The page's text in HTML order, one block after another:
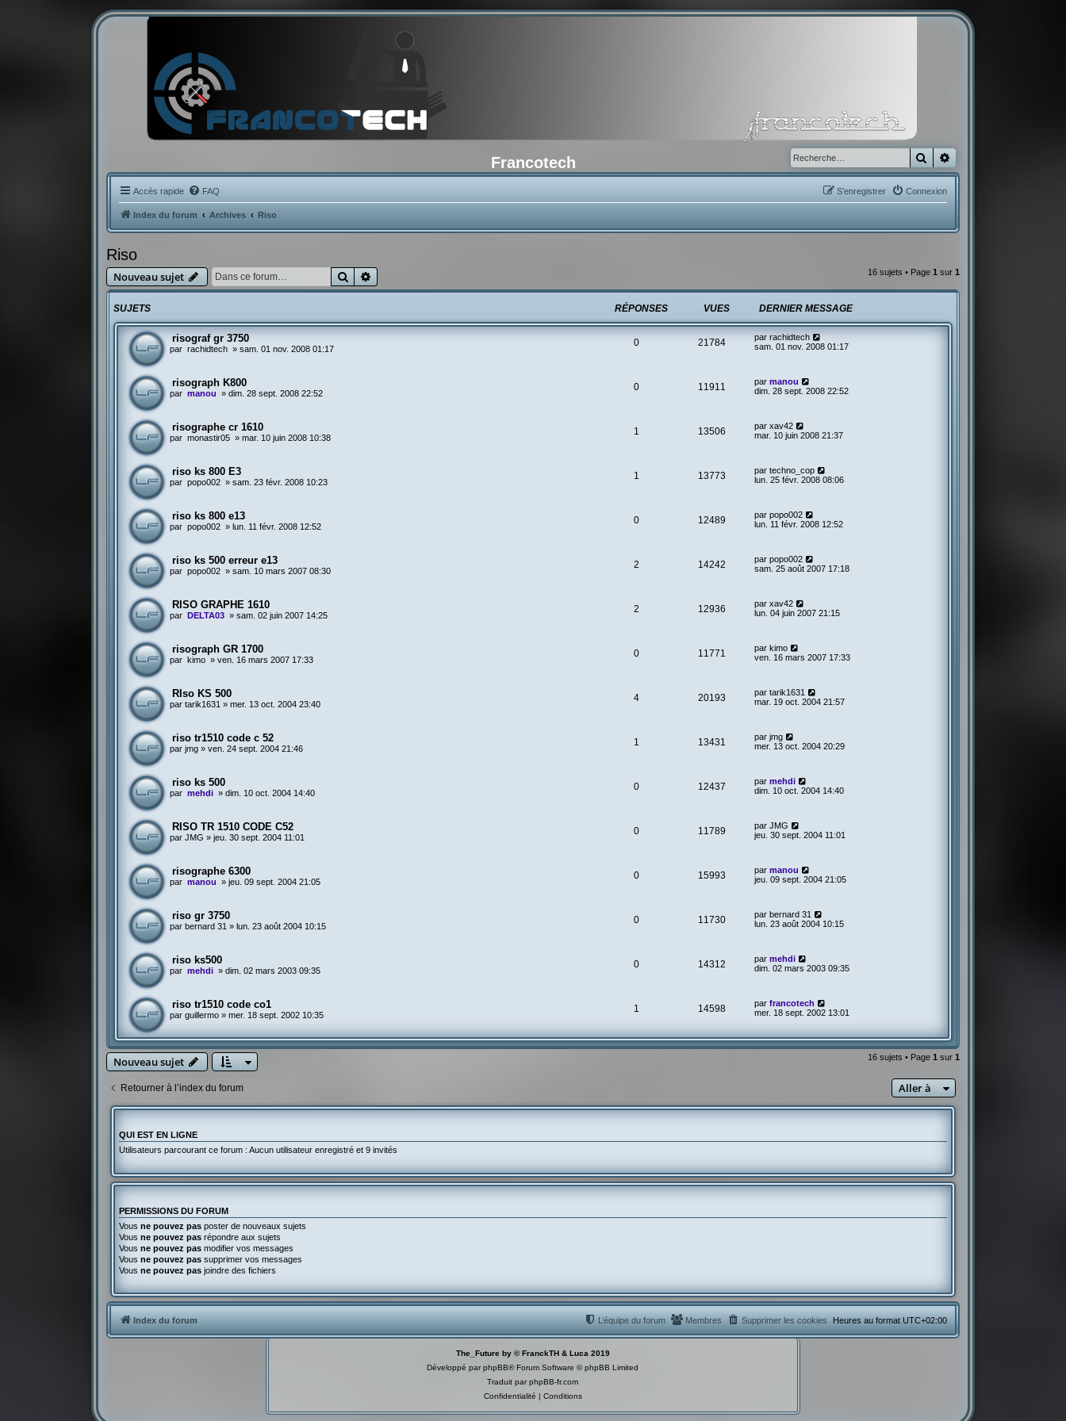
Francotech Rechercher
Accès rapide FAQ Connexion
S’enregistrer
Index du forum Archives Riso
Riso
Nouveau sujet Rechercher 16 sujets • Page 1sur 1
SUJETS RÉPONSES VUES DERNIER MESSAGE
risograf gr 3750
par rachidtech »sam. 01 nov. 2008 01:17
0 21784 par rachidtech
sam. 01 nov. 2008 01:17
risograph K800
par manou »dim. 28 sept. 2008 22:52
0 11911 par manou
dim. 28 sept. 2008 22:52
risographe cr 1610
par monastir05 »mar. 10 juin 2008 10:38
1 13506 par xav42
mar. 10 juin 2008 21:37
riso ks 800 E3
par popo002 »sam. 23 févr. 2008 10:23
1 13773 par techno_cop
lun. 25 févr. 2008 08:06
riso ks 800 e13
par popo002 » lun. 11 févr. 2008 12:52
0 12489 par popo002
lun. 11 févr. 2008 12:52
riso ks 500 erreur e13
par popo002 »sam. 10 mars 2007 08:30
2 14242 par popo002
sam. 25 août 2007 17:18
RISO GRAPHE 1610
par DELTA03 »sam. 02 juin 2007 14:25
2 12936 par xav42
lun. 04 juin 2007 21:15
risograph GR 1700
par kimo »ven. 16 mars 2007 17:33
0 11771 par kimo
ven. 16 mars 2007 17:33
RIso KS 500
partarik1631 »mer. 13 oct. 2004 23:40
4 20193 par tarik1631
mar. 19 oct. 2004 21:57
riso tr1510 code c 52
parjmg »ven. 24 sept. 2004 21:46
1 13431 par jmg
mer. 13 oct. 2004 20:29
riso ks 500
par mehdi »dim. 10 oct. 2004 14:40
0 12437 par mehdi
dim. 10 oct. 2004 14:40
RISO TR 1510 CODE C52
parJMG »jeu. 30 sept. 2004 11:01
0 11789 par JMG
jeu. 30 sept. 2004 11:01
risographe 6300
par manou »jeu. 09 sept. 2004 21:05
0 15993 par manou
jeu. 09 sept. 2004 21:05
riso gr 3750
par bernard 31 » lun. 23 août 2004 10:15
0 11730 par bernard 31
lun. 23 août 2004 10:15
riso ks500
par mehdi »dim. 02 mars 2003 09:35
0 14312 par mehdi
dim. 02 mars 2003 09:35
riso tr1510 code co1
parguillermo »mer. 18 sept. 2002 10:35
1 14598 par francotech
mer. 18 sept. 2002 13:01
Nouveau sujet 16 sujets • Page 1sur 1
Retourner à l’index du forum Aller à
QUI EST EN LIGNE
Utilisateurs parcourant ce forum : Aucun utilisateur enregistré et 9 invités
PERMISSIONS DU FORUM
Vousne pouvez pas poster de nouveaux sujets
Vousne pouvez pas répondre aux sujets
Vousne pouvez pas modifier vos messages
Vousne pouvez pas supprimer vos messages
Vousne pouvez pas joindre des fichiers
Index du forum Heures au format UTC+02:00
Supprimer les cookies
Membres
L’équipe du forum
The_Future by © FranckTH & Luca 2019
Développé parphpBB® Forum Software © phpBB Limited
Traduit parphpBB-fr.com
Confidentialité
Conditions